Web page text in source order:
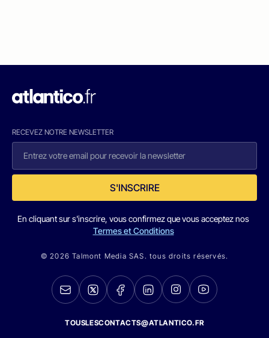
RECEVEZ NOTRE NEWSLETTER
S'INSCRIRE
En cliquant sur s'inscrire, vous confirmez que vous acceptez nos
Termes et Conditions
© 2026 Talmont Media SAS. tous droits réservés.
TOUSLESCONTACTS@ATLANTICO.FR